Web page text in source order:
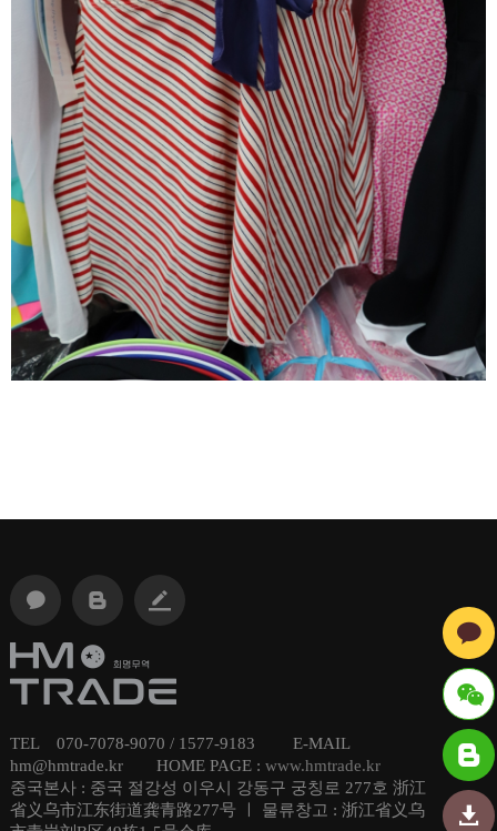
ID : hmt
radechi
TEL 070-7078-9070 / 1577-9183 E-MAIL
hm@hmtrade.kr HOME PAGE : www.hmtrade.kr
중국본사 : 중국 절강성 이우시 강동구 궁칭로 277호 浙江
省义乌市江东街道龚青路277号 ㅣ 물류창고 : 浙江省义乌